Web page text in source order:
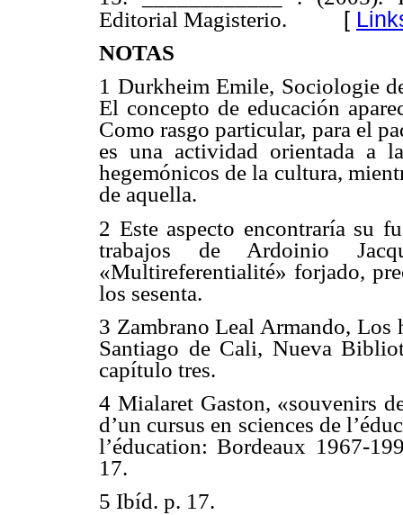
Editorial Magisterio. [
NOTAS
1 Durkheim Emile, Sociologie
El concepto de educación
Como rasgo particular, para el
es una actividad orientada a
hegemónicos de la cultura,
de aquella.
2 Este aspecto encontraría su
trabajos de Ardoinio
«Multireferentialité» forjado,
los sesenta.
3 Zambrano Leal Armando, Los
Santiago de Cali, Nueva
capítulo tres.
4 Mialaret Gaston, «souvenirs
d’un cursus en sciences de
l’éducation: Bordeaux 1967-
17.
5 Ibíd. p. 17.